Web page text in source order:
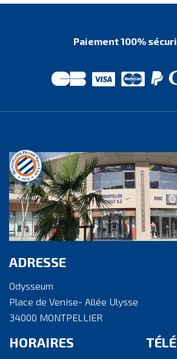
Paiement 100%
ADRESSE
Odysseum
Place de Venise- Allée Ulysse
34000 MONTPELLIER
HORAIRES